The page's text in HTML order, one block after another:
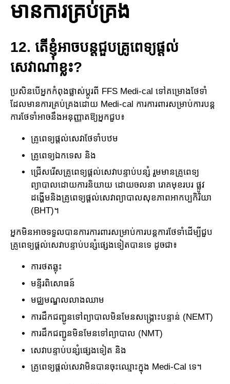
មាន​ការ​​គ្រប់គ្រង
12. តើខ្ញុំអាចបន្តជួបគ្រូពេទ្យផ្តល់
សេវាណាខ្លះ?
ប្រសិនបើអ្នកកំពុងផ្លាស់ប្តូរពី FFS Medi-cal ទៅគម្រោង​ថែទាំ
ដែល​មានការ​គ្រប់គ្រងដោយ Medi-cal ការ​ការ​ពារសម្រាប់​ការបន្ត
ការថែទាំអាចនឹងអនុញ្ញាតឱ្យអ្នកជួប៖
គ្រូពេទ្យផ្តល់សេវាថែទាំបឋម
គ្រូពេទ្យឯកទេស និង
ជ្រើសរើសគ្រូពេទ្យផ្តល់សេវាបន្ទាប់បន្សំ រួមមានគ្រូពេទ្យ
ព្យាបាល​ដោយការ​និយាយ ដោយចលនា រោគ​មុខរបរ ផ្លូវ
ដង្ហើមនិងគ្រូពេទ្យ​ផ្ដល់​សេវា​ព្យាបាលសុខភាពអាកប្បកិរិយា
(BHT)។
អ្នកមិនអាចទទួលបានការការពារសម្រាប់ការបន្តការថែទាំដើម្បី​ជួប
គ្រូពេទ្យ​ផ្តល់សេវាបន្ទាប់​បន្សំផ្សេង​ទៀត​​បា​នទេ ដូចជា៖
ការថតឆ្លុះ
មន្ទីរពិសោធន៍
មជ្ឈមណ្ឌលលាងឈាម
ការ​ដឹកជញ្ជូនទៅព្យាបាល​មិនមែន​សង្គ្រោះ​បន្ទាន់​​ (NEMT)
ការ​ដឹកជញ្ជូនមិនមែនទៅព្យាបាល​ (NMT)
សេវាបន្ទាប់បន្សំផ្សេងទៀត និង
គ្រូពេទ្យផ្តល់សេវាមិនបានចុះឈ្មោះក្នុង Medi-Cal ទេ។